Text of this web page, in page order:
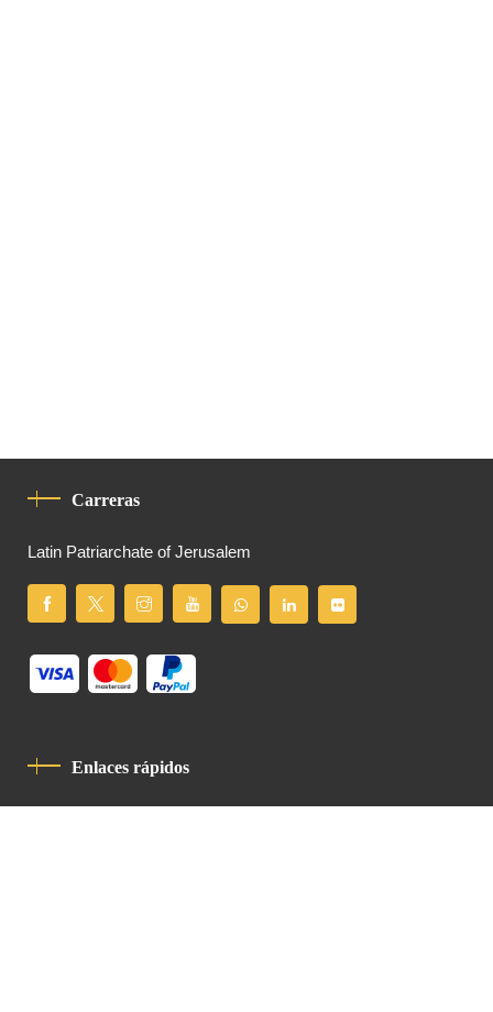
Carreras
Latin Patriarchate of Jerusalem
Enlaces rápidos